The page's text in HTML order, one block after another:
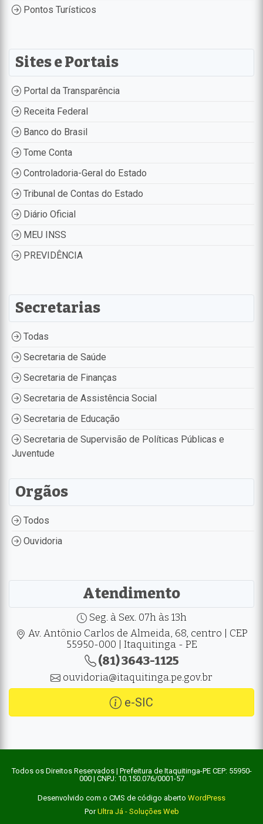
Pontos Turísticos
Sites e Portais
Portal da Transparência
Receita Federal
Banco do Brasil
Tome Conta
Controladoria-Geral do Estado
Tribunal de Contas do Estado
Diário Oficial
MEU INSS
PREVIDÊNCIA
Secretarias
Todas
Secretaria de Saúde
Secretaria de Finanças
Secretaria de Assistência Social
Secretaria de Educação
Secretaria de Supervisão de Políticas Públicas e
Juventude
Orgãos
Todos
Ouvidoria
Atendimento
Seg. à Sex. 07h às 13h
Av. Antônio Carlos de Almeida, 68, centro | CEP
55950-000 | Itaquitinga - PE
(81) 3643-1125
ouvidoria@itaquitinga.pe.gov.br
e-SIC
Todos os Direitos Reservados | Prefeitura de Itaquitinga-PE CEP: 55950-
000 | CNPJ: 10.150.076/0001-57
Desenvolvido com o CMS de código aberto WordPress
PorUltra Já - Soluções Web